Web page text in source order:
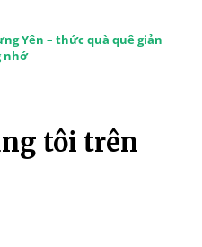
Yên – thức quà quê giản
nhớ
tôi trên